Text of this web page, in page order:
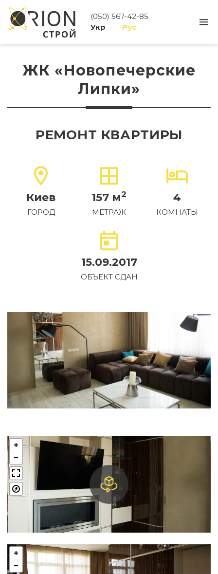
(050) 567-42-85
Укр
Рус
ЖК «Новопечерские
Липки»
РЕМОНТ КВАРТИРЫ
Киев
ГОРОД
157 м2
МЕТРАЖ
4
КОМНАТЫ
15.09.2017
ОБЪЕКТ CДАН